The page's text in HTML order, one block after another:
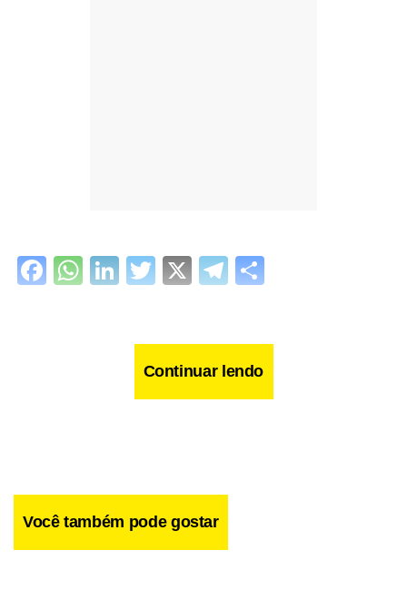
Facebook
WhatsApp
LinkedIn
Twitter
X Telegram
Continuar lendo
Você também pode gostar